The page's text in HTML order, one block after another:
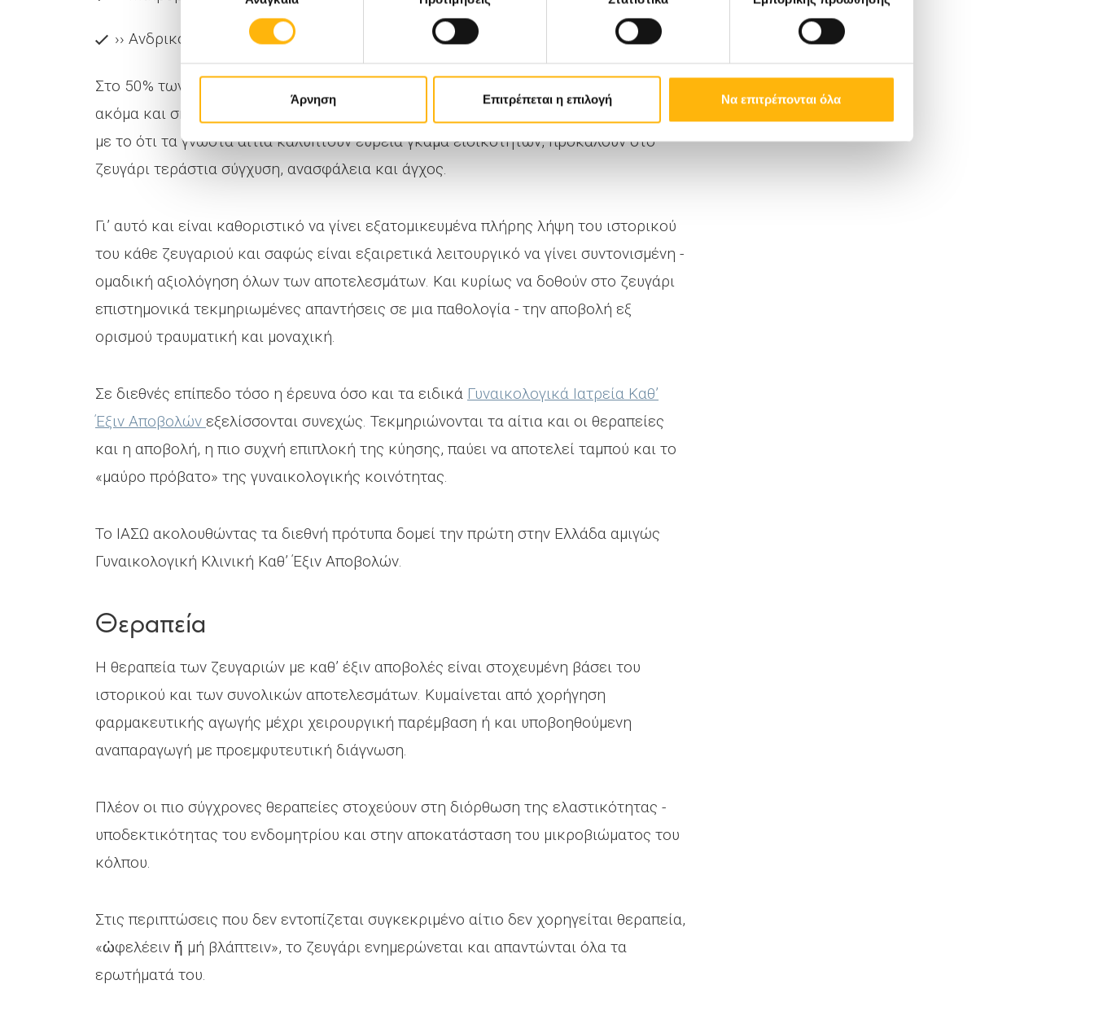
Άρνηση Επιτρέπεται η επιλογή Να επιτρέπονται όλα
›› Ανδρικός παράγοντας.
Στο 50% των περιπτώσεων η αιτιολογία παραμένει άγνωστη. Αυτό το γεγονός, ότι
ακόμα και σήμερα στο 50% των περιστατικών το αίτιο είναι άγνωστο, σε συνδυασμό
με το ότι τα γνωστά αίτια καλύπτουν ευρεία γκάμα ειδικοτήτων, προκαλούν στο
ζευγάρι τεράστια σύγχυση, ανασφάλεια και άγχος.
Γι’ αυτό και είναι καθοριστικό να γίνει εξατομικευμένα πλήρης λήψη του ιστορικού
του κάθε ζευγαριού και σαφώς είναι εξαιρετικά λειτουργικό να γίνει συντονισμένη -
ομαδική αξιολόγηση όλων των αποτελεσμάτων. Και κυρίως να δοθούν στο ζευγάρι
επιστημονικά τεκμηριωμένες απαντήσεις σε μια παθολογία - την αποβολή εξ
ορισμού τραυματική και μοναχική.
Σε διεθνές επίπεδο τόσο η έρευνα όσο και τα ειδικά Γυναικολογικά Ιατρεία Καθ’
Έξιν Αποβολών εξελίσσονται συνεχώς. Τεκμηριώνονται τα αίτια και οι θεραπείες
και η αποβολή, η πιο συχνή επιπλοκή της κύησης, παύει να αποτελεί ταμπού και το
«μαύρο πρόβατο» της γυναικολογικής κοινότητας.
Το ΙΑΣΩ ακολουθώντας τα διεθνή πρότυπα δομεί την πρώτη στην Ελλάδα αμιγώς
Γυναικολογική Κλινική Καθ’ Έξιν Αποβολών.
Θεραπεία
Η θεραπεία των ζευγαριών με καθ’ έξιν αποβολές είναι στοχευμένη βάσει του
ιστορικού και των συνολικών αποτελεσμάτων. Κυμαίνεται από χορήγηση
φαρμακευτικής αγωγής μέχρι χειρουργική παρέμβαση ή και υποβοηθούμενη
αναπαραγωγή με προεμφυτευτική διάγνωση.
Πλέον οι πιο σύγχρονες θεραπείες στοχεύουν στη διόρθωση της ελαστικότητας -
υποδεκτικότητας του ενδομητρίου και στην αποκατάσταση του μικροβιώματος του
κόλπου.
Στις περιπτώσεις που δεν εντοπίζεται συγκεκριμένο αίτιο δεν χορηγείται θεραπεία,
«ὠφελέειν ἤ μή βλάπτειν», το ζευγάρι ενημερώνεται και απαντώνται όλα τα
ερωτήματά του.